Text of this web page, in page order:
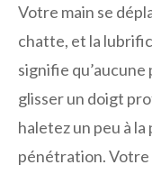
Votre main se
chatte, et la
signifie qu’aucune
glisser un doigt
haletez un peu à
pénétration. Votre